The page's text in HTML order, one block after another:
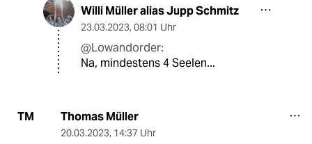
Willi Müller alias Jupp Schmitz
23.03.2023, 08:01 Uhr
@Lowandorder:
Na, mindestens 4 Seelen...
TM Thomas Müller
20.03.2023, 14:37 Uhr